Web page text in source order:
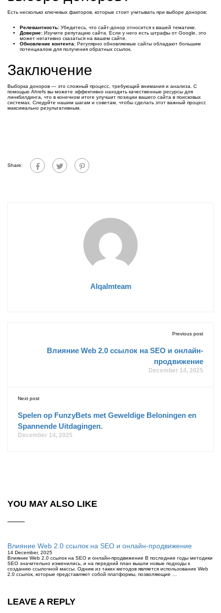
Есть несколько ключевых факторов, которые стоит учитывать при выборе доноров:
Релевантность: Убедитесь, что сайт-донор относится к вашей тематике.
Доверие: Изучите репутацию сайта. Если у него есть штрафы от Google, это
может негативно сказаться на вашем сайте.
Обновление контента: Регулярно обновляемые сайты обладают большим
потенциалом для получения обратных ссылок.
Заключение
Выборка доноров — это сложный процесс, требующий внимания и анализа. С
помощью Ahrefs вы можете эффективно находить качественные ресурсы для
линкбилдинга, что в конечном итоге улучшит позиции вашего сайта в поисковых
системах. Следуйте нашим шагам и советам, чтобы сделать этот важный процесс
максимально результативным.
Share:
Alqalmteam
Previous post
Влияние Web 2.0 ссылок на SEO и онлайн-
продвижение
December 14, 2025
Next post
Spelen op FunzyBets met Geweldige Beloningen en
Spannende Uitdagingen.
December 14, 2025
YOU MAY ALSO LIKE
Влияние Web 2.0 ссылок на SEO и онлайн-продвижение
14 December, 2025
Влияние Web 2.0 ссылок на SEO и онлайн-продвижение В последние годы методики
SEO значительно изменились, и на передний план вышли новые подходы к
созданию ссылочной массы. Одним из таких методов является использование Web
2.0 ссылок, которые представляют собой платформы, позволяющие …
LEAVE A REPLY